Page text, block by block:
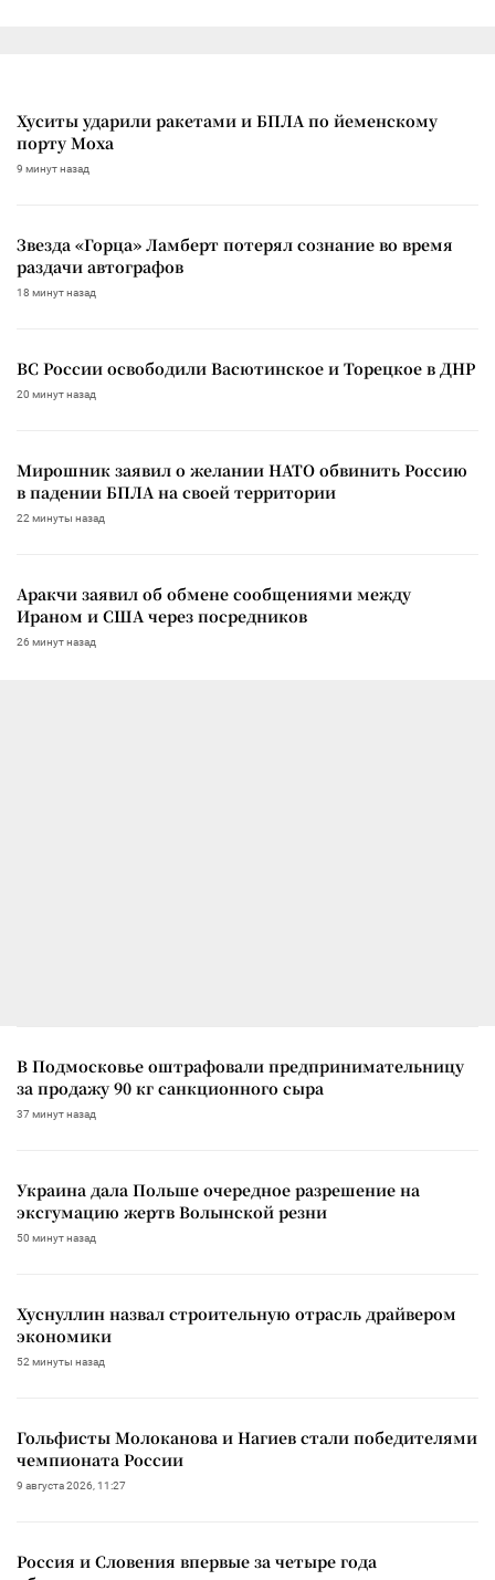
Хуситы ударили ракетами и БПЛА по йеменскому
порту Моха
9 минут назад
Звезда «Горца» Ламберт потерял сознание во время
раздачи автографов
18 минут назад
ВС России освободили Васютинское и Торецкое в ДНР
20 минут назад
Мирошник заявил о желании НАТО обвинить Россию
в падении БПЛА на своей территории
22 минуты назад
Аракчи заявил об обмене сообщениями между
Ираном и США через посредников
26 минут назад
В Подмосковье оштрафовали предпринимательницу
за продажу 90 кг санкционного сыра
37 минут назад
Украина дала Польше очередное разрешение на
эксгумацию жертв Волынской резни
50 минут назад
Хуснуллин назвал строительную отрасль драйвером
экономики
52 минуты назад
Гольфисты Молоканова и Нагиев стали победителями
чемпионата России
9 августа 2026, 11:27
Россия и Словения впервые за четыре года